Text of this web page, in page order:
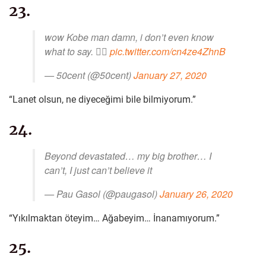
23.
wow Kobe man damn, i don’t even know
what to say. 🤦‍♂️ pic.twitter.com/cn4ze4ZhnB
— 50cent (@50cent)January 27, 2020
“Lanet olsun, ne diyeceğimi bile bilmiyorum.”
24.
Beyond devastated… my big brother… I
can’t, I just can’t believe it
— Pau Gasol (@paugasol)January 26, 2020
“Yıkılmaktan öteyim… Ağabeyim… İnanamıyorum.”
25.